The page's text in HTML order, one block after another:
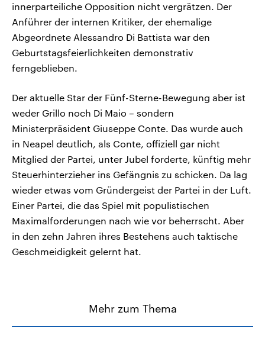
innerparteiliche Opposition nicht vergrätzen. Der
Anführer der internen Kritiker, der ehemalige
Abgeordnete Alessandro Di Battista war den
Geburtstagsfeierlichkeiten demonstrativ
ferngeblieben.
Der aktuelle Star der Fünf-Sterne-Bewegung aber ist
weder Grillo noch Di Maio – sondern
Ministerpräsident Giuseppe Conte. Das wurde auch
in Neapel deutlich, als Conte, offiziell gar nicht
Mitglied der Partei, unter Jubel forderte, künftig mehr
Steuerhinterzieher ins Gefängnis zu schicken. Da lag
wieder etwas vom Gründergeist der Partei in der Luft.
Einer Partei, die das Spiel mit populistischen
Maximalforderungen nach wie vor beherrscht. Aber
in den zehn Jahren ihres Bestehens auch taktische
Geschmeidigkeit gelernt hat.
Mehr zum Thema